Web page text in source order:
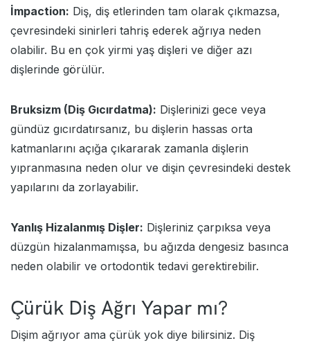
İmpaction: Diş, diş etlerinden tam olarak çıkmazsa,
çevresindeki sinirleri tahriş ederek ağrıya neden
olabilir. Bu en çok yirmi yaş dişleri ve diğer azı
dişlerinde görülür.
Bruksizm (Diş Gıcırdatma): Dişlerinizi gece veya
gündüz gıcırdatırsanız, bu dişlerin hassas orta
katmanlarını açığa çıkararak zamanla dişlerin
yıpranmasına neden olur ve dişin çevresindeki destek
yapılarını da zorlayabilir.
Yanlış Hizalanmış Dişler: Dişleriniz çarpıksa veya
düzgün hizalanmamışsa, bu ağızda dengesiz basınca
neden olabilir ve ortodontik tedavi gerektirebilir.
Çürük Diş Ağrı Yapar mı?
Dişim ağrıyor ama çürük yok diye bilirsiniz. Diş